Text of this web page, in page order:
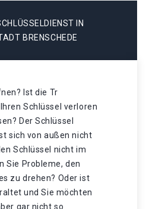
IN
BRENSCHEDE
Ist die Tr
Schlüssel verloren
Der Schlüssel
sich von außen nicht
Schlüssel nicht im
Sie Probleme, den
zu drehen? Oder ist
und Sie möchten
gar nicht so